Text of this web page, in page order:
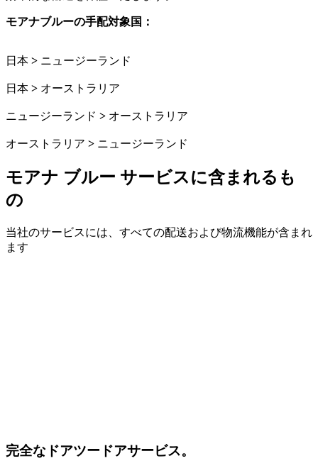
モアナブルーの手配対象国：
日本 > ニュージーランド
日本 > オーストラリア
ニュージーランド > オーストラリア
オーストラリア > ニュージーランド
モアナ ブルー サービスに含まれるも
の
当社のサービスには、すべての配送および物流機能が含まれ
ます
完全なドアツードアサービス。